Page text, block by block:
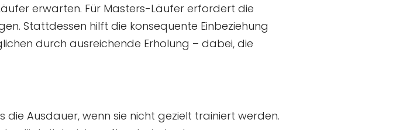
erwarten. Für Masters-Läufer erfordert die
Stattdessen hilft die konsequente Einbeziehung
durch ausreichende Erholung – dabei, die
Ausdauer, wenn sie nicht gezielt trainiert werden.